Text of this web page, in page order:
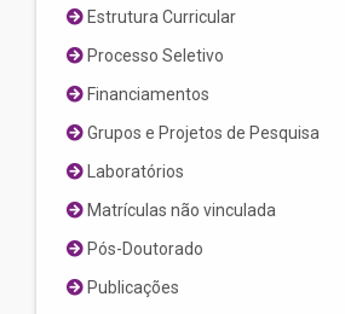
Estrutura Curricular
Processo Seletivo
Financiamentos
Grupos e Projetos de Pesquisa
Laboratórios
Matrículas não vinculada
Pós-Doutorado
Publicações